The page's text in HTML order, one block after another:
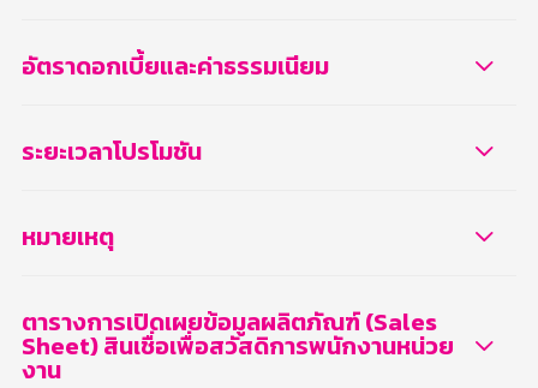
อัตราดอกเบี้ยและค่าธรรมเนียม
ระยะเวลาโปรโมชัน
หมายเหตุ
ตารางการเปิดเผยข้อมูลผลิตภัณฑ์ (Sales
Sheet) สินเชื่อเพื่อสวัสดิการพนักงานหน่วย
งาน